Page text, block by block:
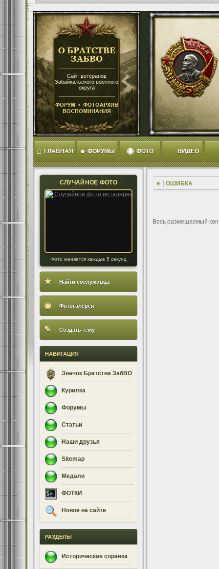
⌂ ГЛАВНАЯ ● ФОРУМЫ ◉ ФОТО ВИДЕО
СЛУЧАЙНОЕ ФОТО
Фото меняется каждые 5 секунд
★ Найти сослуживца
◉ Фотогалерея
✎ Создать тему
НАВИГАЦИЯ
Значок Братства ЗабВО
Курилка
Форумы
Статьи
Наши друзья
Sitemap
Медали
ФОТКИ
Новое на сайте
РАЗДЕЛЫ
Историческая справка
ОШИБКА
Весь размещаемый